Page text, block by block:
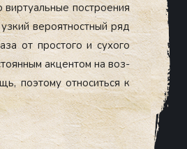
пос­тро­ения
ве­ро­ят­нос­тный ряд
от прос­то­го и су­хого
ак­центом на воз­
по­это­му от­но­сить­ся к